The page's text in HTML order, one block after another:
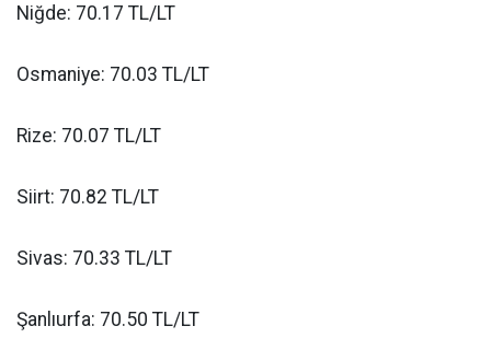
Niğde: 70.17 TL/LT
Osmaniye: 70.03 TL/LT
Rize: 70.07 TL/LT
Siirt: 70.82 TL/LT
Sivas: 70.33 TL/LT
Şanlıurfa: 70.50 TL/LT